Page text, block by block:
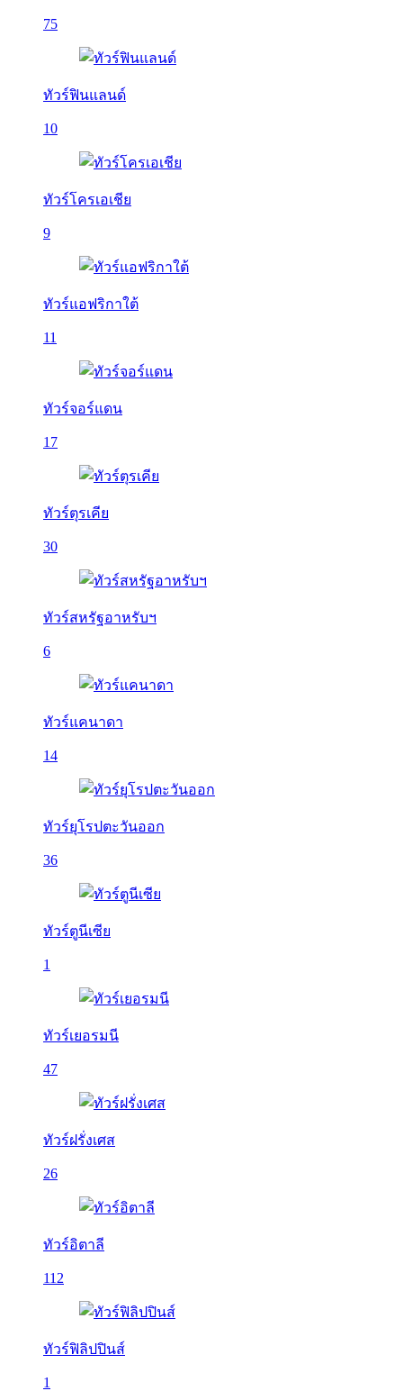
75
ทัวร์ฟินแลนด์
10
ทัวร์โครเอเชีย
9
ทัวร์แอฟริกาใต้
11
ทัวร์จอร์แดน
17
ทัวร์ตุรเคีย
30
ทัวร์สหรัฐอาหรับฯ
6
ทัวร์แคนาดา
14
ทัวร์ยุโรปตะวันออก
36
ทัวร์ตูนีเซีย
1
ทัวร์เยอรมนี
47
ทัวร์ฝรั่งเศส
26
ทัวร์อิตาลี
112
ทัวร์ฟิลิปปินส์
1